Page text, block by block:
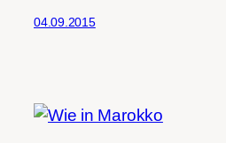
04.09.2015